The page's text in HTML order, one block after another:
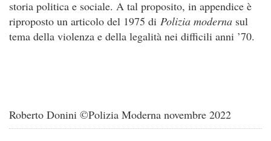
storia politica e sociale. A tal proposito, in appendice è
riproposto un articolo del 1975 di Polizia moderna sul
tema della violenza e della legalità nei difficili anni ’70.
Roberto Donini ©Polizia Moderna novembre 2022